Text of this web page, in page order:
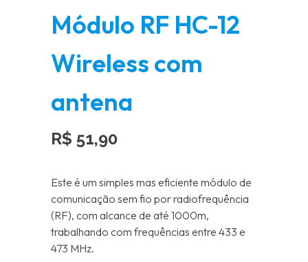
Módulo RF HC-12
Wireless com
antena
R$ 51,90
Este é um simples mas eficiente módulo de
comunicação sem fio por radiofrequência
(RF), com alcance de até 1000m,
trabalhando com frequências entre 433 e
473 MHz.